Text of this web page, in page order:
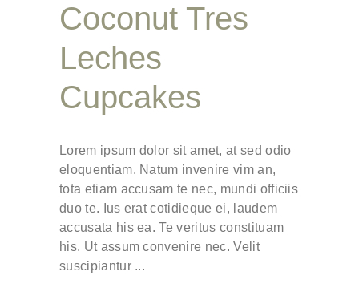
Coconut Tres
Leches
Cupcakes
Lorem ipsum dolor sit amet, at sed odio
eloquentiam. Natum invenire vim an,
tota etiam accusam te nec, mundi officiis
duo te. Ius erat cotidieque ei, laudem
accusata his ea. Te veritus constituam
his. Ut assum convenire nec. Velit
suscipiantur